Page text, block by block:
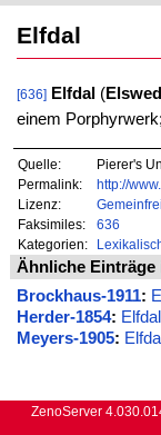
Elfdal
[636] Elfdal (
einem
Quelle:
Pierer's
Permalink:
http://
Lizenz:
Gemeinfrei
Faksimiles:
636
Kategorien:
Ähnliche Einträge
Brockhaus-1911:
Herder-1854: Elfdal
Meyers-1905: Elfdal
ZenoServer